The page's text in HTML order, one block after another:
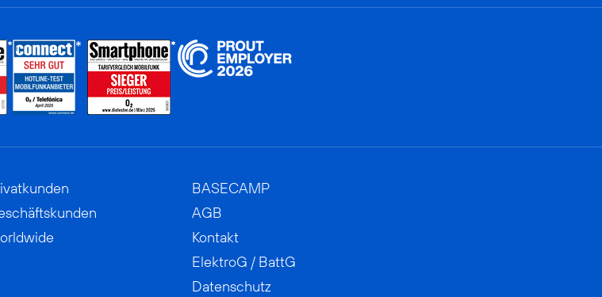
BASECAMP
AGB
Kontakt
ElektroG / BattG
Datenschutz